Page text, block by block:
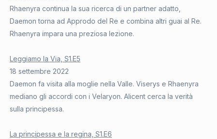
Rhaenyra continua la sua ricerca di un partner adatto,
Daemon torna ad Approdo del Re e combina altri guai al Re.
Rhaenyra impara una preziosa lezione.
Leggiamo la Via, S1.E5
18 settembre 2022
Daemon fa visita alla moglie nella Valle. Viserys e Rhaenyra
mediano gli accordi con i Velaryon. Alicent cerca la verità
sulla principessa.
La principessa e la regina, S1.E6